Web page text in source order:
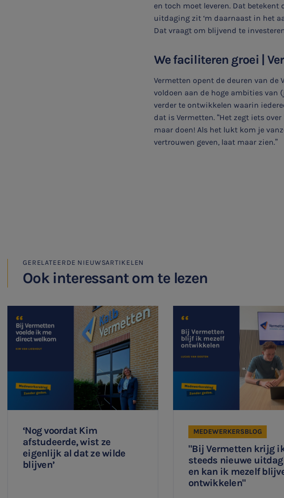
Ontvang
het topic:
en toch moet leveren. Dat
uitdaging zit ‘m daarnaast in het
Dat vraagt om blijvend te
We faciliteren groei |
Vermetten opent de deuren van de
voldoen aan de hoge ambities van
verder te ontwikkelen waarin
dat is Vermetten. “Het zegt iets
maar doen! Als het lukt kom je
vertrouwen geven, laat maar zien.”
GERELATEERDE NIEUWSARTIKELEN
Ook interessant om te lezen
‘Nog voordat Kim
afstudeerde, wist ze
eigenlijk al dat ze wilde
blijven’
"Bij Vermetten krijg
steeds nieuwe
en kan ik mezelf
ontwikkelen"
MEDEWERKERSBLOG